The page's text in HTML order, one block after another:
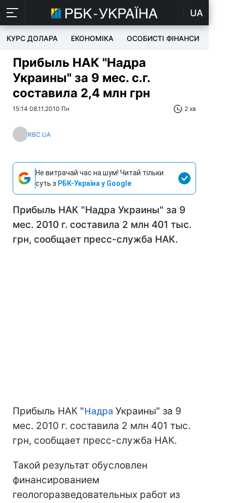
UA
КУРС ДОЛАРА ЕКОНОМІКА ОСОБИСТІ ФІНАНСИ
Прибыль НАК "Надра
Украины" за 9 мес. с.г.
составила 2,4 млн грн
15:14 08.11.2010 Пн 2 хв
RBC.UA
Не витрачай час на шум! Читай тільки
суть з РБК-Україна у Google
Прибыль НАК "Надра Украины" за 9
мес. 2010 г. составила 2 млн 401 тыс.
грн, сообщает пресс-служба НАК.
Прибыль НАК "Надра Украины" за 9
мес. 2010 г. составила 2 млн 401 тыс.
грн, сообщает пресс-служба НАК.
Такой результат обусловлен
финансированием
геологоразведовательных работ из